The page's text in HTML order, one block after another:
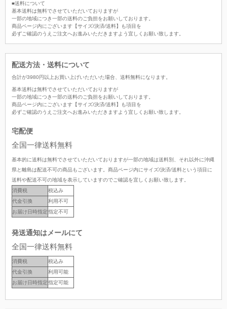
■送料について
基本送料は無料でさせていただいておりますが
一部の地域につき一部の送料のご負担をお願いしております。
商品ページ内にございます【サイズ/決済/送料】も項目を
必ずご確認のうえご注文へお進みいただきますよう宜しくお願い致します。
配送方法・送料について
合計が3980円以上お買い上げいただいた場合、 送料無料になります。
基本送料は無料でさせていただいておりますが
一部の地域につき一部の送料のご負担をお願いしております。
商品ページ内にございます【サイズ/決済/送料】も項目を
必ずご確認のうえご注文へお進みいただきますよう宜しくお願い致します。
宅配便
全国一律送料無料
基本的に送料は無料でさせていただいておりますが一部の地域は送料別、それ以外に沖縄
県と離島は配送不可の商品もございます。商品ページ内にサイズ/決済/送料という項目に
送料や配送不可の地域を表示していますのでご確認を宜しくお願い致します。
消費税
税込み
代金引換
利用不可
お届け日時指定指定不可
発送通知はメールにて
全国一律送料無料
消費税
税込み
代金引換
利用可能
お届け日時指定指定可能